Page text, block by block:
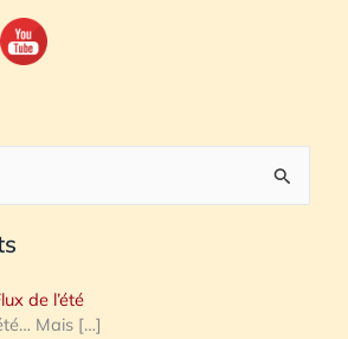
de l’été
Mais […]